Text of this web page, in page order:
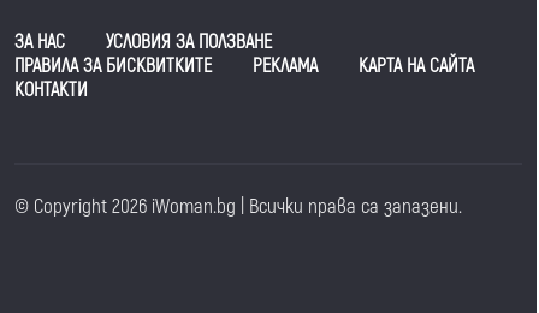
ЗА НАС
УСЛОВИЯ ЗА ПОЛЗВАНЕ
ПРАВИЛА ЗА БИСКВИТКИТЕ
РЕКЛАМА
КАРТА НА САЙТА
КОНТАКТИ
© Copyright 2026 iWoman.bg | Всички права са запазени.